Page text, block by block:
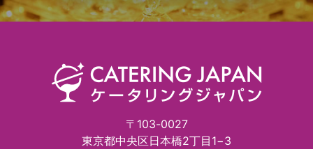
〒103-0027
東京都中央区日本橋2丁目1−3